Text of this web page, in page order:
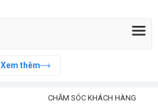
Xem thêm
CHĂM SÓC KHÁCH HÀNG